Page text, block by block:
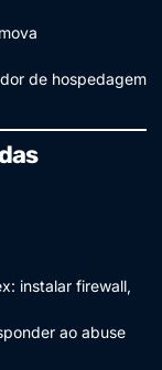
de hospedagem
instalar firewall,
ao abuse